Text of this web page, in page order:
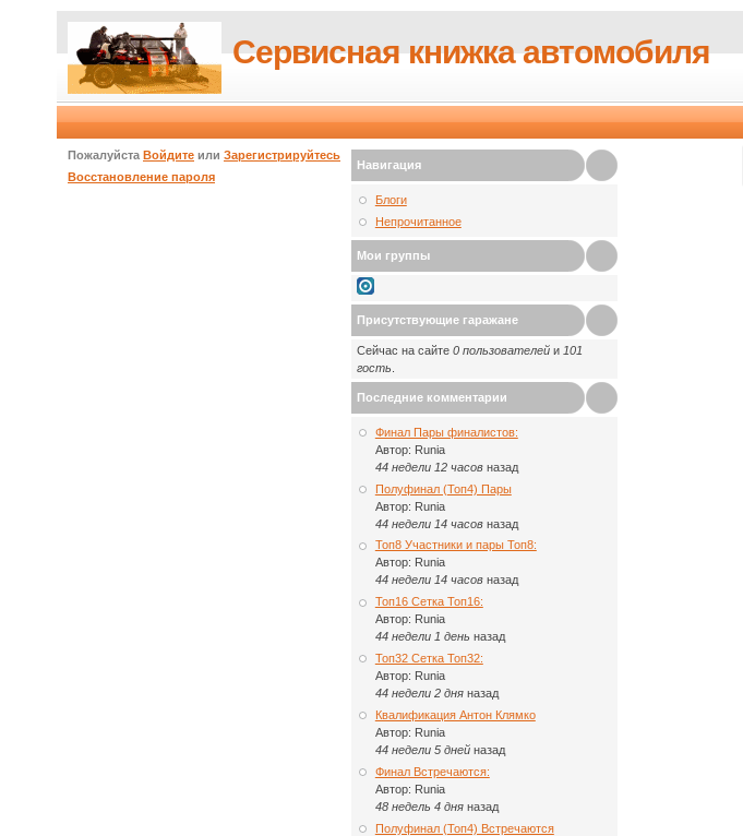
Сервисная книжка автомобиля
Пожалуйста Войдите или Зарегистрируйтесь
Восстановление пароля
Навигация
Блоги
Непрочитанное
Мои группы
Присутствующие гаражане
Сейчас на сайте 0 пользователей и 101
гость
Последние комментарии
Финал Пары финалистов:
Автор: Runia
44 недели 12 часовназад
Полуфинал (Топ4) Пары
Автор: Runia
44 недели 14 часовназад
Топ8 Участники и пары Топ8:
Автор: Runia
44 недели 14 часовназад
Топ16 Сетка Топ16:
Автор: Runia
44 недели 1 день назад
Топ32 Сетка Топ32:
Автор: Runia
44 недели 2 дняназад
Квалификация Антон Клямко
Автор: Runia
44 недели 5 днейназад
Финал Встречаются:
Автор: Runia
48 недель 4 дняназад
Полуфинал (Топ4) Встречаются